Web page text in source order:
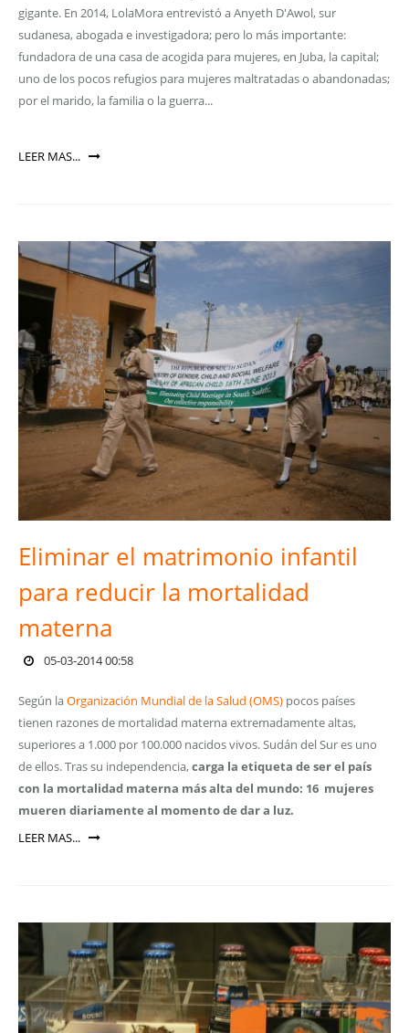
gigante. En 2014, LolaMora entrevistó a Anyeth D'Awol, sur
sudanesa, abogada e investigadora; pero lo más importante:
fundadora de una casa de acogida para mujeres, en Juba, la capital;
uno de los pocos refugios para mujeres maltratadas o abandonadas;
por el marido, la familia o la guerra...
LEER MAS...
Eliminar el matrimonio infantil
para reducir la mortalidad
materna
05-03-2014 00:58
Según laOrganización Mundial de la Salud (OMS) pocos países
tienen razones de mortalidad materna extremadamente altas,
superiores a 1.000 por 100.000 nacidos vivos. Sudán del Sur es uno
de ellos. Tras su independencia,carga la etiqueta de ser el país
con la mortalidad materna más alta del mundo: 16 mujeres
mueren diariamente al momento de dar a luz.
LEER MAS...